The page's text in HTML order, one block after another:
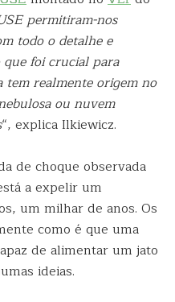
permitiram-nos
todo o detalhe e
que foi crucial para
realmente origem no
ou nuvem
“, explica Ilkiewicz.
de choque observada
a expelir um
um milhar de anos. Os
como é que uma
de alimentar um jato
ideias.